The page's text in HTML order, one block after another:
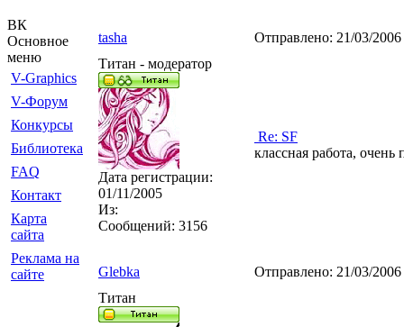
ВК
Основное
меню
V-Graphics
V-Форум
Конкурсы
Библиотека
FAQ
Контакт
Карта
сайта
Реклама на
сайте
tasha Отправлено: 21/03/
Титан - модератор
Дата регистрации:
01/11/2005
Из:
Сообщений: 3156
Re: SF
классная работа,
Glebka Отправлено: 21/03/
Титан